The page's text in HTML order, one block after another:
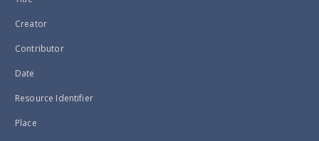
Creator
Contributor
Date
Resource Identifier
Place